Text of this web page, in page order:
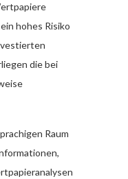
hohes Risiko
die bei
Raum